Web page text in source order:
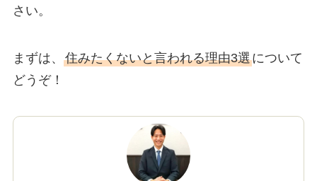
さい。
まずは、 住みたくないと言われる理由3選について
どうぞ！